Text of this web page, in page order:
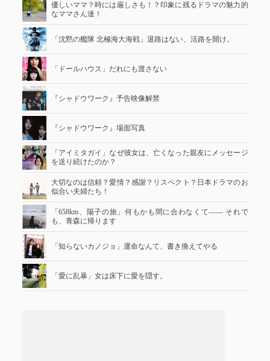
優しいママ？時には厳しさも！？印象に残るドラマの魅力的
なママさん達！
「沈黙の艦隊 北極海大海戦」退路はない、活路を開け。
「ドールハウス」だれにも渡さない
『シャドウワーク』予告映像解禁
『シャドウワーク』場面写真
「アイミタガイ」なぜ彼女は、亡くなった親友にメッセージ
を送り続けたのか？
大切なのは信頼？愛情？感謝？リスペクト？日本ドラマのお
似合い夫婦たち！
「658km、陽子の旅」何もかも間に合わなくて―― それで
も、青森に帰ります
「知らないカノジョ」運命なんて、書き換えてやる
「愛に乱暴」女は床下に愛を隠す。